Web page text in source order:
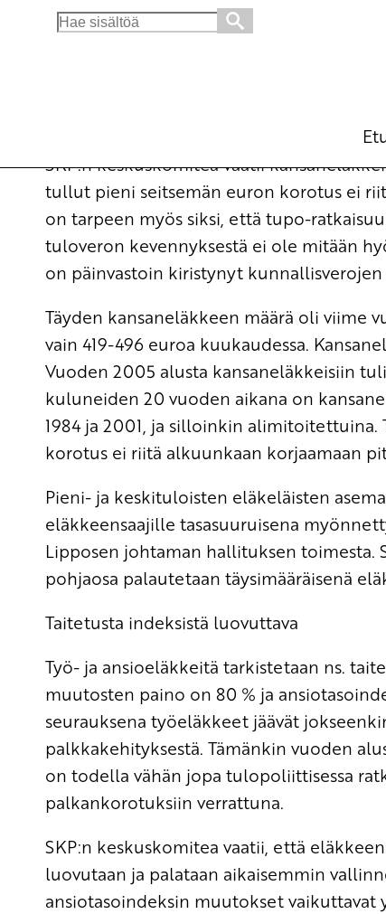
Search
Kansaneläkkeisiin tarvitaan todellinen
SKP:n keskuskomitea vaatii
tullut pieni seitsemän euron korotus ei
on tarpeen myös siksi, että tupo-
tuloveron kevennyksestä ei ole mitään
on päinvastoin kiristynyt
Täyden kansaneläkkeen määrä oli viime
vain 419-496 euroa kuukaudessa.
Vuoden 2005 alusta kansaneläkkeisiin
kuluneiden 20 vuoden aikana on
1984 ja 2001, ja silloinkin
korotus ei riitä alkuunkaan korjaamaan
Pieni- ja keskituloisten eläkeläisten
eläkkeensaajille tasasuuruisena
Lipposen johtaman hallituksen toimesta.
pohjaosa palautetaan täysimääräisenä
Taitetusta indeksistä luovuttava
Työ- ja ansioeläkkeitä tarkistetaan ns.
muutosten paino on 80 % ja
seurauksena työeläkkeet jäävät
palkkakehityksestä. Tämänkin vuoden
on todella vähän jopa tulopoliittisessa
palkankorotuksiin verrattuna.
SKP:n keskuskomitea vaatii, että
luovutaan ja palataan aikaisemmin
ansiotasoindeksin muutokset